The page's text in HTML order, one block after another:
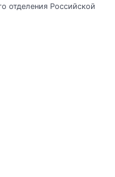
отделения Российской